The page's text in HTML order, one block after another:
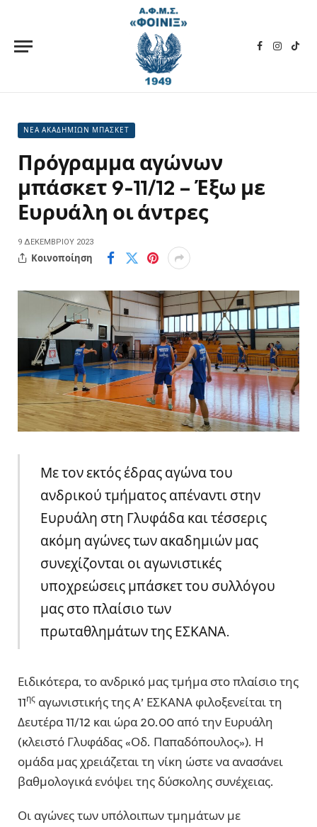
Facebook
ΝΕΑ ΑΚΑΔΗΜΙΩΝ ΜΠΑΣΚΕΤ
Πρόγραμμα αγώνων
μπάσκετ 9-11/12 – Έξω με
Ευρυάλη οι άντρες
9 ΔΕΚΕΜΒΡΊΟΥ 2023
Κοινοποίηση
Με τον εκτός έδρας αγώνα του
ανδρικού τμήματος απέναντι στην
Ευρυάλη στη Γλυφάδα και τέσσερις
ακόμη αγώνες των ακαδημιών μας
συνεχίζονται οι αγωνιστικές
υποχρεώσεις μπάσκετ του συλλόγου
μας στο πλαίσιο των
πρωταθλημάτων της ΕΣΚΑΝΑ.
Ειδικότερα, το ανδρικό μας τμήμα στο πλαίσιο της
11ης αγωνιστικής της Α’ ΕΣΚΑΝΑ φιλοξενείται τη
Δευτέρα 11/12 και ώρα 20.00 από την Ευρυάλη
(κλειστό Γλυφάδας «Οδ. Παπαδόπουλος»). Η
ομάδα μας χρειάζεται τη νίκη ώστε να ανασάνει
βαθμολογικά ενόψει της δύσκολης συνέχειας.
Οι αγώνες των υπόλοιπων τμημάτων με